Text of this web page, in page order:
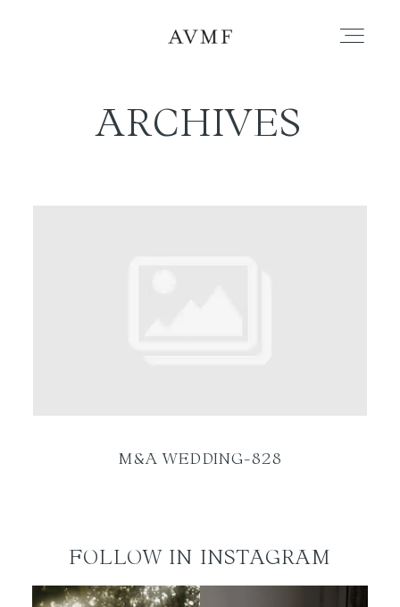
PORTAFOLIO
ARCHIVES
M&A WEDDING-828
FOLLOW IN INSTAGRAM